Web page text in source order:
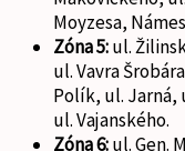
Moyzesa,
Zóna 5:ul.
ul. Vavra
Polík, ul. Jarná,
ul. Vajanského.
Zóna 6:ul. Gen.